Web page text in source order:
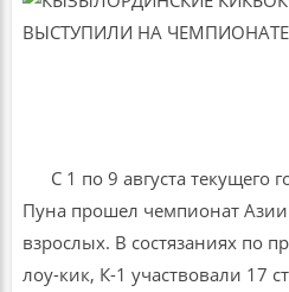
С 1 по 9 августа текущего
Пуна прошел чемпионат Азии
взрослых. В состязаниях по
лоу-кик, К-1 участвовали 17